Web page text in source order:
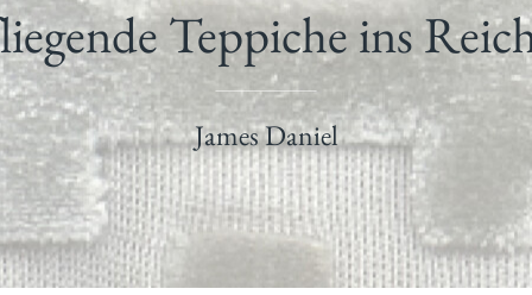
Teppiche ins
James Daniel